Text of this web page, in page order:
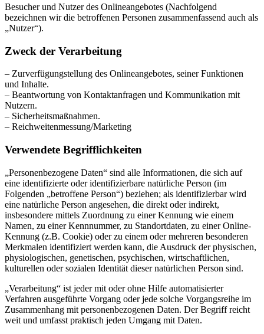
Besucher und Nutzer des Onlineangebotes (Nachfolgend
bezeichnen wir die betroffenen Personen zusammenfassend auch als
„Nutzer“).
Zweck der Verarbeitung
– Zurverfügungstellung des Onlineangebotes, seiner Funktionen
und Inhalte.
– Beantwortung von Kontaktanfragen und Kommunikation mit
Nutzern.
– Sicherheitsmaßnahmen.
– Reichweitenmessung/Marketing
Verwendete Begrifflichkeiten
„Personenbezogene Daten“ sind alle Informationen, die sich auf
eine identifizierte oder identifizierbare natürliche Person (im
Folgenden „betroffene Person“) beziehen; als identifizierbar wird
eine natürliche Person angesehen, die direkt oder indirekt,
insbesondere mittels Zuordnung zu einer Kennung wie einem
Namen, zu einer Kennnummer, zu Standortdaten, zu einer Online-
Kennung (z.B. Cookie) oder zu einem oder mehreren besonderen
Merkmalen identifiziert werden kann, die Ausdruck der physischen,
physiologischen, genetischen, psychischen, wirtschaftlichen,
kulturellen oder sozialen Identität dieser natürlichen Person sind.
„Verarbeitung“ ist jeder mit oder ohne Hilfe automatisierter
Verfahren ausgeführte Vorgang oder jede solche Vorgangsreihe im
Zusammenhang mit personenbezogenen Daten. Der Begriff reicht
weit und umfasst praktisch jeden Umgang mit Daten.